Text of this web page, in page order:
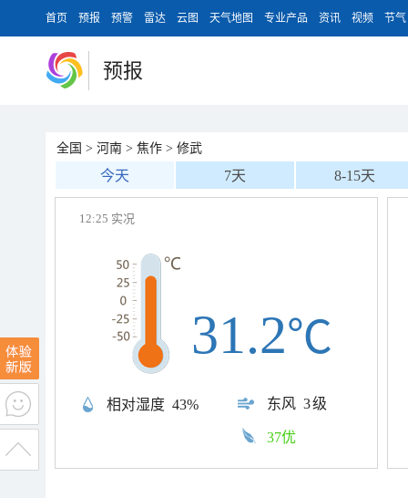
首页 预报 预警 雷达 云图 天气地图 专业产品 资讯 视频 节气
预报
全国 > 河南 > 焦作 > 修武
今天 7天 8-15天
12:25 实况
相对湿度 43% 东风 3级
31.2℃
37优